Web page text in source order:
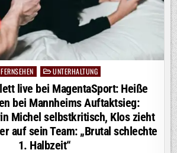
FERNSEHEN UNTERHALTUNG
live bei MagentaSport: Heiße
bei Mannheims Auftaktsieg:
Michel selbstkritisch, Klos zieht
auf sein Team: „Brutal schlechte
1. Halbzeit“